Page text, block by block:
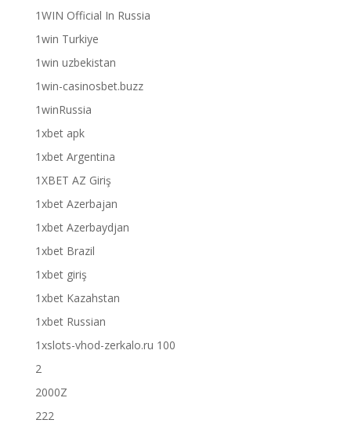
1WIN Official In Russia
1win Turkiye
1win uzbekistan
1win-casinosbet.buzz
1winRussia
1xbet apk
1xbet Argentina
1XBET AZ Giriş
1xbet Azerbajan
1xbet Azerbaydjan
1xbet Brazil
1xbet giriş
1xbet Kazahstan
1xbet Russian
1xslots-vhod-zerkalo.ru 100
2
2000Z
222